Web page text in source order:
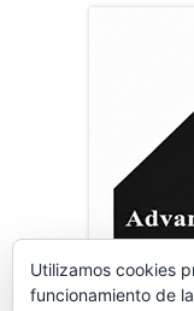
Utilizamos cookies
funcionamiento de